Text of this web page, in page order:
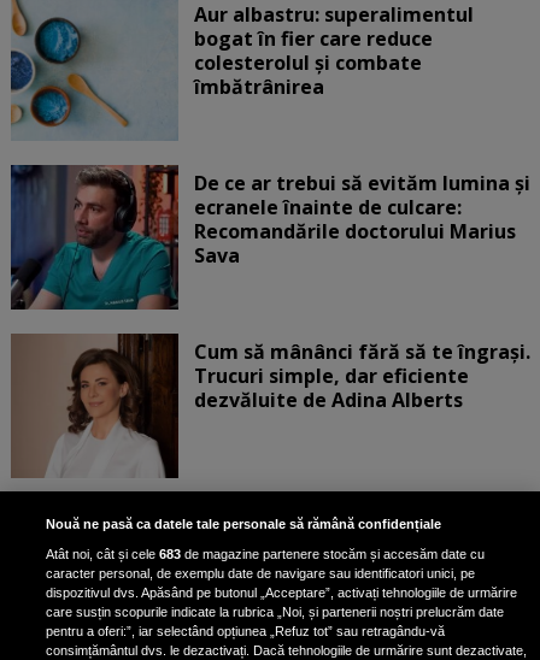
Aur albastru: superalimentul
bogat în fier care reduce
colesterolul și combate
îmbătrânirea
De ce ar trebui să evităm lumina și
ecranele înainte de culcare:
Recomandările doctorului Marius
Sava
Cum să mânânci fără să te îngrași.
Trucuri simple, dar eficiente
dezvăluite de Adina Alberts
Exercițiul fizic poate reduce
mortalitatea în cazul a șase tipuri
de cancer, potrivit unui nou raport
Nouă ne pasă ca datele tale personale să rămână confidențiale
Atât noi, cât și cele683 de magazine partenere stocăm și accesăm date cu
caracter personal, de exemplu date de navigare sau identificatori unici, pe
dispozitivul dvs. Apăsând pe butonul „Acceptare”, activați tehnologiile de urmărire
care susțin scopurile indicate la rubrica „Noi, și partenerii noștri prelucrăm date
pentru a oferi:”, iar selectând opțiunea „Refuz tot” sau retragându-vă
consimțământul dvs. le dezactivați. Dacă tehnologiile de urmărire sunt dezactivate,